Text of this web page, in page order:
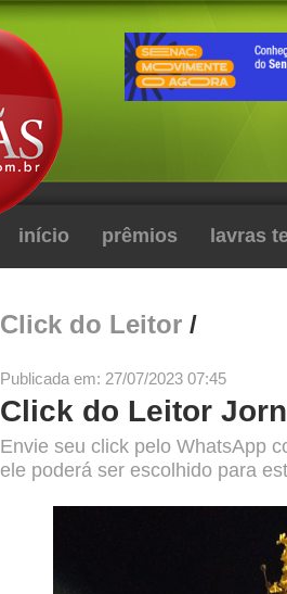
início prêmios lavras
Click do Leitor /
Publicada em: 27/07/2023 07:45
Click do Leitor
Envie seu click pelo WhatsApp
ele poderá ser escolhido para